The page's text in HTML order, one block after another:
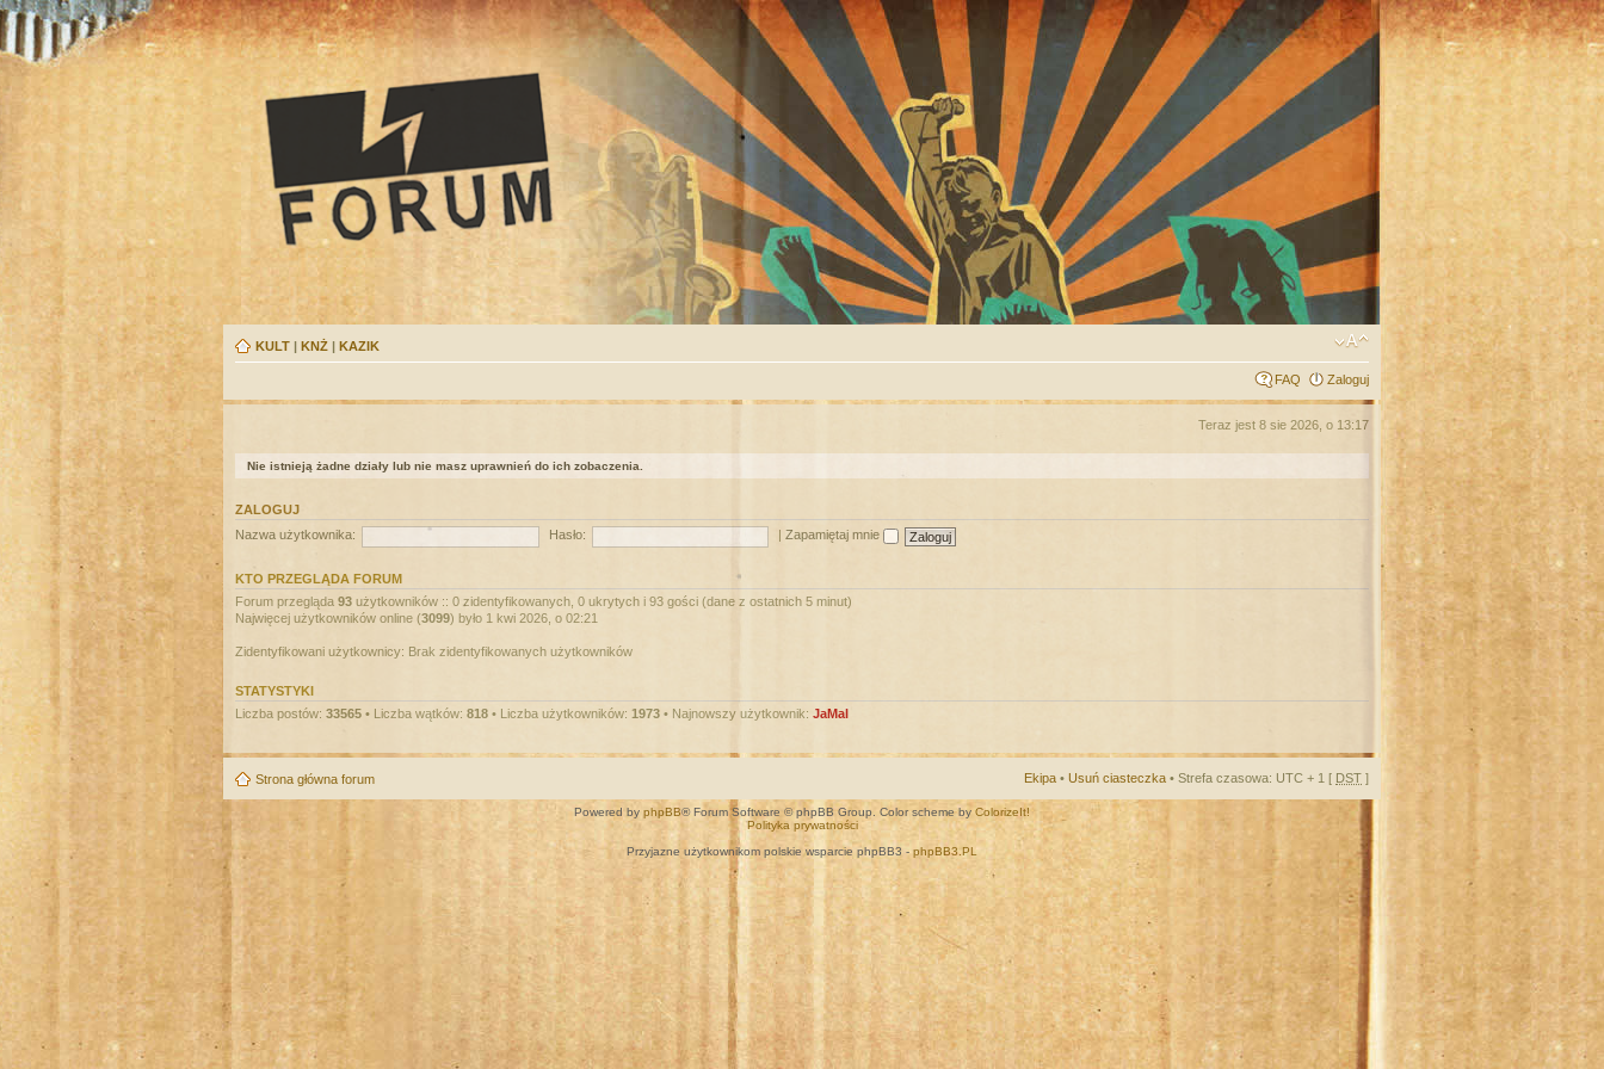
KULT | KNŻ | KAZIK
FAQ Zaloguj
Teraz jest 8 sie 2026, o 13:17
Nie istnieją żadne działy lub nie masz uprawnień do ich zobaczenia.
ZALOGUJ
Nazwa użytkownika:
Hasło: Zapamiętaj mnie
KTO PRZEGLĄDA FORUM
Forum przegląda 93 użytkowników :: 0 zidentyfikowanych, 0 ukrytych i 93 gości (dane z ostatnich 5 minut)
Najwięcej użytkowników online (3099) było 1 kwi 2026, o 02:21
Zidentyfikowani użytkownicy: Brak zidentyfikowanych użytkowników
STATYSTYKI
Liczba postów: 33565 • Liczba wątków: 818 • Liczba użytkowników: 1973 • Najnowszy użytkownik: JaMal
Strona główna forum Ekipa • Usuń ciasteczka • Strefa czasowa: UTC + 1 [ DST ]
Powered by phpBB® Forum Software © phpBB Group. Color scheme by ColorizeIt!
Polityka prywatności
Przyjazne użytkownikom polskie wsparcie phpBB3 - phpBB3.PL